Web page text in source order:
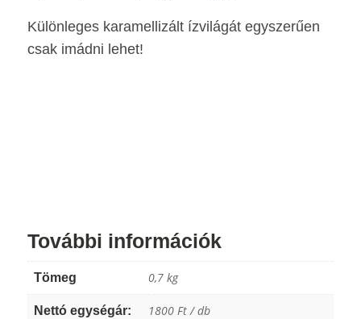
Különleges karamellizált ízvilágát egyszerűen
csak imádni lehet!
További információk
Tömeg 0,7 kg
Nettó egységár: 1800 Ft / db